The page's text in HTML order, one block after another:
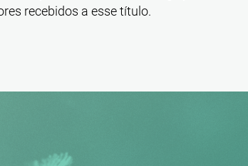
recebidos a esse título.